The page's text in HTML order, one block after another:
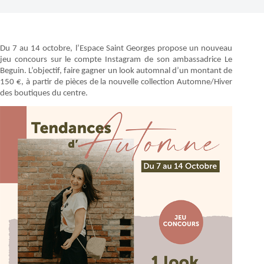
Du 7 au 14 octobre, l’Espace Saint Georges propose un nouveau
jeu concours sur le compte Instagram de son ambassadrice Le
Beguin. L’objectif, faire gagner un look automnal d’un montant de
150 €, à partir de pièces de la nouvelle collection Automne/Hiver
des boutiques du centre.